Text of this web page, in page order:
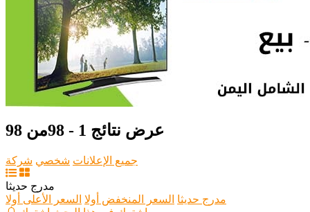
عرض نتائج 1 - 98من 98
جميع الإعلانات شخصي شركة
مدرج حديثا
مدرج حديثا السعر المنخفض أولا السعر الأعلى أولا